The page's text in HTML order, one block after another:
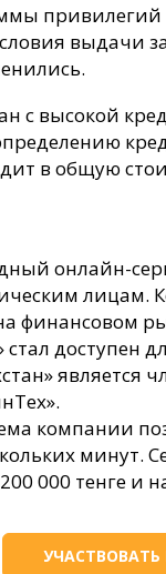
выдачи
с высокой
в общую
онлайн-
лицам.
финансовом
стал доступен
компании
минут.
000 тенге и